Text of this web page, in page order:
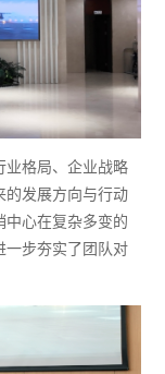
业格局、企业战略
的发展方向与行动
中心在复杂多变的
一步夯实了团队对